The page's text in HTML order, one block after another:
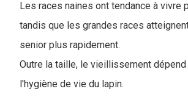
Les races naines ont tendance à vivre
tandis que les grandes races
senior plus rapidement.
Outre la taille, le vieillissement
l'hygiène de vie du lapin.